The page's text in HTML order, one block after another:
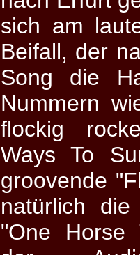
sich am
Beifall, der
Song die
Nummern
flockig
Ways To
groovende
natürlich
"One Horse